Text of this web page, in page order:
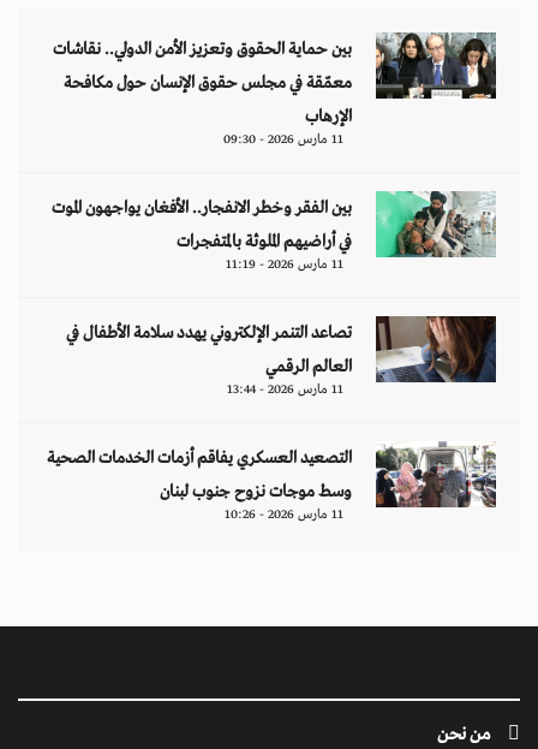
بين حماية الحقوق وتعزيز الأمن الدولي.. نقاشات
معمّقة في مجلس حقوق الإنسان حول مكافحة
الإرهاب
11 مارس 2026 - 09:30
بين الفقر وخطر الانفجار.. الأفغان يواجهون الموت
في أراضيهم الملوثة بالمتفجرات
11 مارس 2026 - 11:19
تصاعد التنمر الإلكتروني يهدد سلامة الأطفال في
العالم الرقمي
11 مارس 2026 - 13:44
التصعيد العسكري يفاقم أزمات الخدمات الصحية
وسط موجات نزوح جنوب لبنان
11 مارس 2026 - 10:26
من نحن